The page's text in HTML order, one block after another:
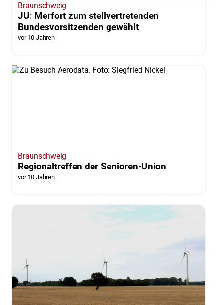
Braunschweig
JU: Merfort zum stellvertretenden
Bundesvorsitzenden gewählt
vor 10 Jahren
Braunschweig
Regionaltreffen der Senioren-Union
vor 10 Jahren